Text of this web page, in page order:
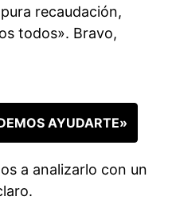
recaudación,
todos». Bravo,
AYUDARTE»
a analizarlo con un